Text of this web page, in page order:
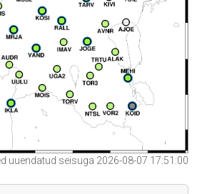
uuendatud seisuga 2026-08-07 17:51:00